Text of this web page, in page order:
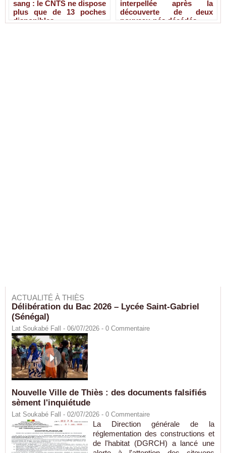
sang : le CNTS ne dispose
plus que de 13 poches
disponibles
interpellée après la
découverte de deux
nouveau-nés décédés
ACTUALITÉ À THIÈS
Délibération du Bac 2026 – Lycée Saint-Gabriel
(Sénégal)
Lat Soukabé Fall - 06/07/2026 - 0 Commentaire
Nouvelle Ville de Thiès : des documents falsifiés
sèment l'inquiétude
Lat Soukabé Fall - 02/07/2026 - 0 Commentaire
La Direction générale de la
réglementation des constructions et
de l'habitat (DGRCH) a lancé une